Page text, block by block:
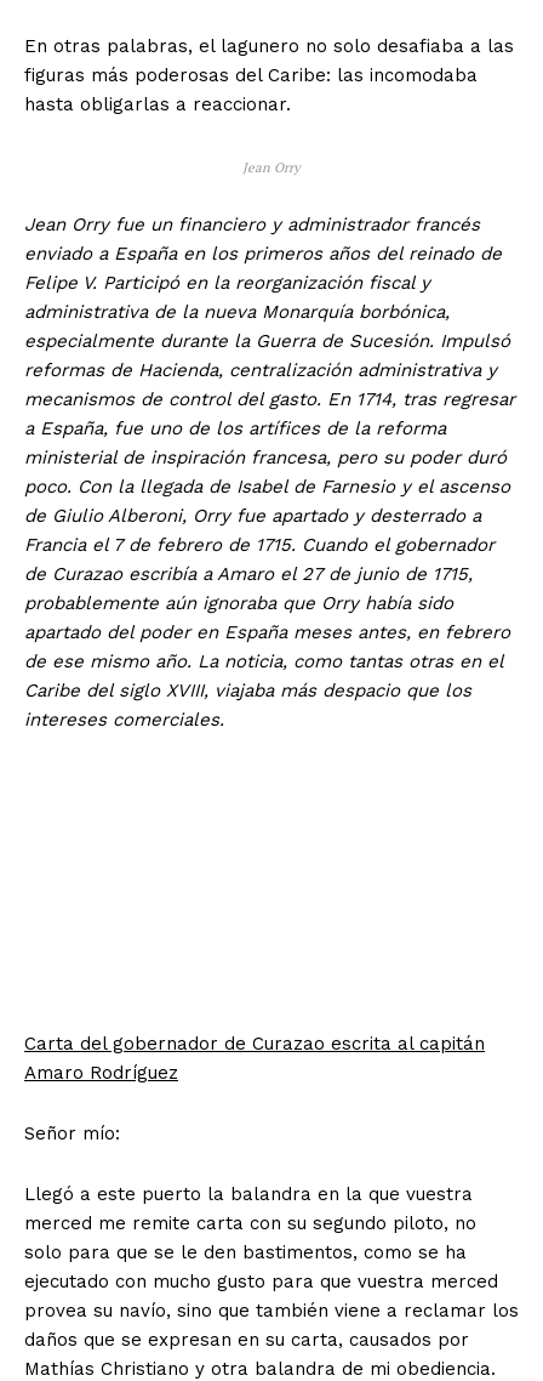
En otras palabras, el lagunero no solo desafiaba a las
figuras más poderosas del Caribe: las incomodaba
hasta obligarlas a reaccionar.
Jean Orry
Jean Orry fue un financiero y administrador francés
enviado a España en los primeros años del reinado de
Felipe V. Participó en la reorganización fiscal y
administrativa de la nueva Monarquía borbónica,
especialmente durante la Guerra de Sucesión. Impulsó
reformas de Hacienda, centralización administrativa y
mecanismos de control del gasto. En 1714, tras regresar
a España, fue uno de los artífices de la reforma
ministerial de inspiración francesa, pero su poder duró
poco. Con la llegada de Isabel de Farnesio y el ascenso
de Giulio Alberoni, Orry fue apartado y desterrado a
Francia el 7 de febrero de 1715. Cuando el gobernador
de Curazao escribía a Amaro el 27 de junio de 1715,
probablemente aún ignoraba que Orry había sido
apartado del poder en España meses antes, en febrero
de ese mismo año. La noticia, como tantas otras en el
Caribe del siglo XVIII, viajaba más despacio que los
intereses comerciales.
Carta del gobernador de Curazao escrita al capitán
Amaro Rodríguez
Señor mío:
Llegó a este puerto la balandra en la que vuestra
merced me remite carta con su segundo piloto, no
solo para que se le den bastimentos, como se ha
ejecutado con mucho gusto para que vuestra merced
provea su navío, sino que también viene a reclamar los
daños que se expresan en su carta, causados por
Mathías Christiano y otra balandra de mi obediencia.